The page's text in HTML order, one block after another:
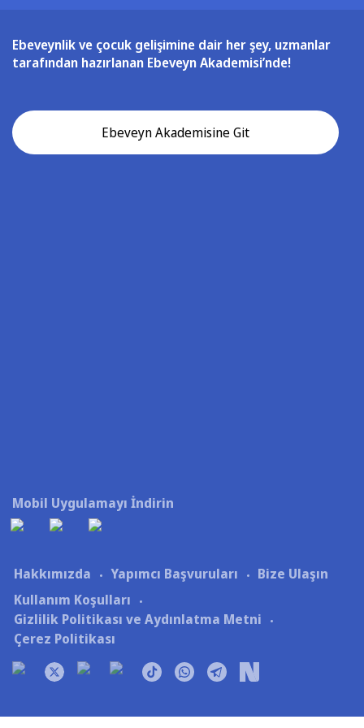
Ebeveynlik ve çocuk gelişimine dair her şey, uzmanlar
tarafından hazırlanan Ebeveyn Akademisi’nde!
Ebeveyn Akademisine Git
Mobil Uygulamayı İndirin
Hakkımızda Yapımcı Başvuruları
Bize Ulaşın
Kullanım Koşulları
Gizlilik Politikası ve Aydınlatma Metni
Çerez Politikası